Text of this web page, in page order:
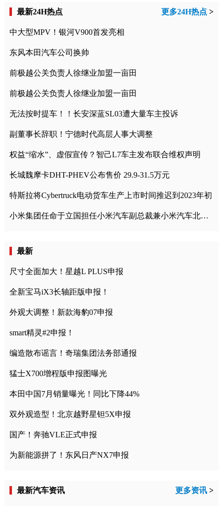
最新24H热点 更多24H热点 >
中大型MPV！银河V900首发亮相
东风本田汽车公司换帅
前极越公关负责人徐继业加盟一亩田
前极越公关负责人徐继业加盟一亩田
无法按时提车！！长安深蓝SL03遭大量车主投诉
副董事长辞职！宁德时代高层人事大调整
权益“缩水”、虚假宣传？智己L7车主发布联合维权声明
长城魏摩卡DHT-PHEV公布售价 29.9-31.5万元
特斯拉将Cybertruck电动货车生产上市时间推迟到2023年初
小米集团任命于立国担任小米汽车副总裁兼小米汽车北京总部政委
最新
尺寸全面加大！星越L PLUS申报
全新宝马iX3长轴距版申报！
外观大调整！新款海豹07申报
smart精灵#2申报！
编造散布谣言！奇瑞集团法务部通报
猛士X700增程版申报图曝光
本田中国7月销量曝光！同比下降44%
双外观造型！北京越野星钽5X申报
国产！奔驰VLE正式申报
为新能源拼了！东风日产NX7申报
最新汽车资讯 更多资讯 >